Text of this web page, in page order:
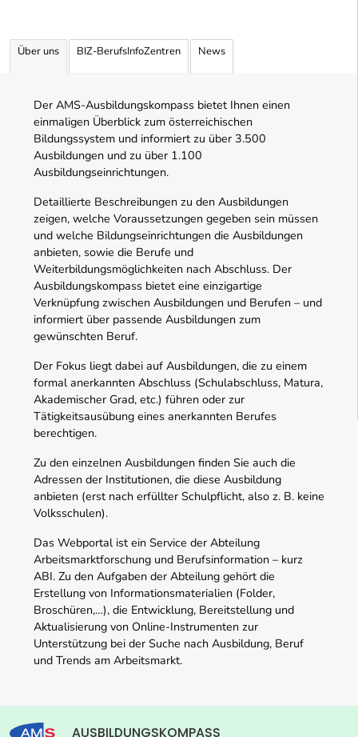
Über uns BIZ-BerufsInfoZentren News
Der AMS-Ausbildungskompass bietet Ihnen einen
einmaligen Überblick zum österreichischen
Bildungssystem und informiert zu über 3.500
Ausbildungen und zu über 1.100
Ausbildungseinrichtungen.
Detaillierte Beschreibungen zu den Ausbildungen
zeigen, welche Voraussetzungen gegeben sein müssen
und welche Bildungseinrichtungen die Ausbildungen
anbieten, sowie die Berufe und
Weiterbildungsmöglichkeiten nach Abschluss. Der
Ausbildungskompass bietet eine einzigartige
Verknüpfung zwischen Ausbildungen und Berufen – und
informiert über passende Ausbildungen zum
gewünschten Beruf.
Der Fokus liegt dabei auf Ausbildungen, die zu einem
formal anerkannten Abschluss (Schulabschluss, Matura,
Akademischer Grad, etc.) führen oder zur
Tätigkeitsausübung eines anerkannten Berufes
berechtigen.
Zu den einzelnen Ausbildungen finden Sie auch die
Adressen der Institutionen, die diese Ausbildung
anbieten (erst nach erfüllter Schulpflicht, also z. B. keine
Volksschulen).
Das Webportal ist ein Service der Abteilung
Arbeitsmarktforschung und Berufsinformation – kurz
ABI. Zu den Aufgaben der Abteilung gehört die
Erstellung von Informationsmaterialien (Folder,
Broschüren,…), die Entwicklung, Bereitstellung und
Aktualisierung von Online-Instrumenten zur
Unterstützung bei der Suche nach Ausbildung, Beruf
und Trends am Arbeitsmarkt.
AUSBILDUNGSKOMPASS